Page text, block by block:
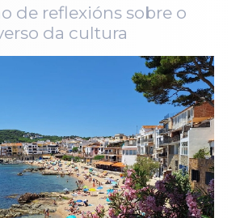
de reflexións sobre o
da cultura